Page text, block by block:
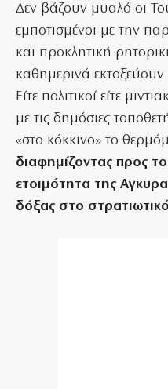
Δεν βάζουν μυαλό οι
εμποτισμένοι με την
και προκλητική
καθημερινά
Είτε πολιτικοί είτε
με τις δημόσιες
«στο κόκκινο» το
διαφημίζοντας προς
ετοιμότητα της
δόξας στο